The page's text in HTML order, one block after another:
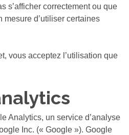
s’afficher correctement ou que
mesure d’utiliser certaines
vous acceptez l’utilisation que
Analytics, un service d’analyse
Inc. (« Google »). Google